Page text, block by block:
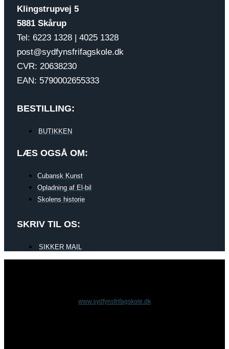
Klingstrupvej 5
5881 Skårup
Tel: 6223 1328 | 4025 1328
post@sydfynsfrifagskole.dk
CVR: 20638230
EAN: 5790002655333
BESTILLING:
BUTIKKEN
LÆS OGSÅ OM:
Cubansk Kunst
Opladning af El-bil
Skolens historie
SKRIV TIL OS:
SIKKER MAIL
www.sydfynsfrifagskole.dk